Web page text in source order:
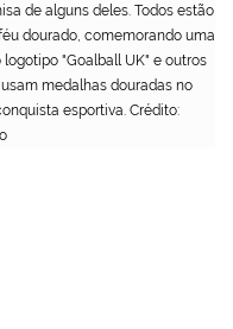
de alguns deles. Todos estão
dourado, comemorando uma
"Goalball UK" e outros
medalhas douradas no
esportiva. Crédito: